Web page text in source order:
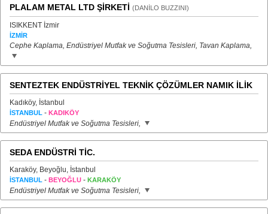
PLALAM METAL LTD ŞİRKETİ (DANİLO BUZZINI)
ISIKKENT İzmir
İZMİR
Cephe Kaplama, Endüstriyel Mutfak ve Soğutma Tesisleri, Tavan Kaplama,
SENTEZTEK ENDÜSTRİYEL TEKNİK ÇÖZÜMLER NAMIK İLİK
Kadıköy, İstanbul
İSTANBUL - KADIKÖY
Endüstriyel Mutfak ve Soğutma Tesisleri,
SEDA ENDÜSTRİ TİC.
Karaköy, Beyoğlu, İstanbul
İSTANBUL - BEYOĞLU - KARAKÖY
Endüstriyel Mutfak ve Soğutma Tesisleri,